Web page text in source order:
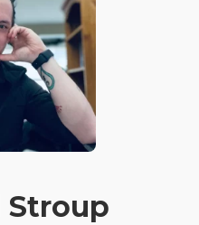
Stroup